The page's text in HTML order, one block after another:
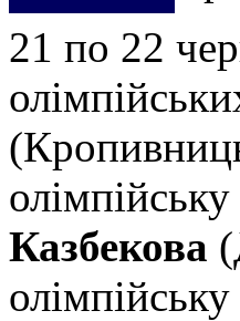
21 по 22
Казбекова